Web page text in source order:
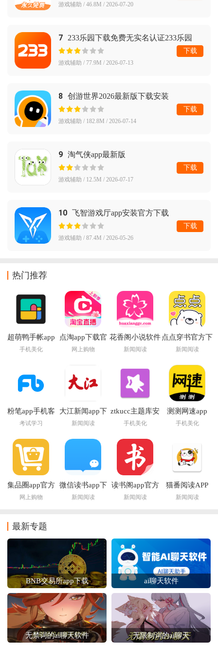
游戏辅助 / 46.8M / 2026-07-20
7 233乐园下载免费无实名认证233乐园
游戏辅助 / 77.9M / 2026-07-13
下载
8 创游世界2026最新版下载安装
游戏辅助 / 182.8M / 2026-07-14
下载
9 淘气侠app最新版
游戏辅助 / 12.5M / 2026-07-17
下载
10 飞智游戏厅app安装官方下载
游戏辅助 / 87.4M / 2026-05-26
下载
热门推荐
超萌鸭手帐app
手机美化
点淘app下载官
方下载
网上购物
花香阁小说软件
免费阅读下载
新闻阅读
点点穿书官方下
载安装
新闻阅读
粉笔app手机客
户端
考试学习
大江新闻app下
载安装最新版
新闻阅读
ztkucc主题库安
卓仿苹果app
手机美化
测测网速app
手机美化
集品圈app官方
下载
网上购物
微信读书app下
载安装官方版
新闻阅读
读书阁app官方
下载最新版本
新闻阅读
猫番阅读APP
新闻阅读
最新专题
BNB交易所app下载 ai聊天软件
无禁词的ai聊天软件 无限制词的ai聊天